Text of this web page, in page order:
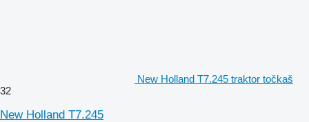
New Holland T7.245 traktor točkaš
32
New Holland T7.245